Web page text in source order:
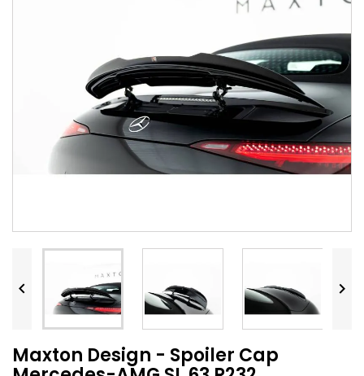
 
Maxton Design - Spoiler Cap